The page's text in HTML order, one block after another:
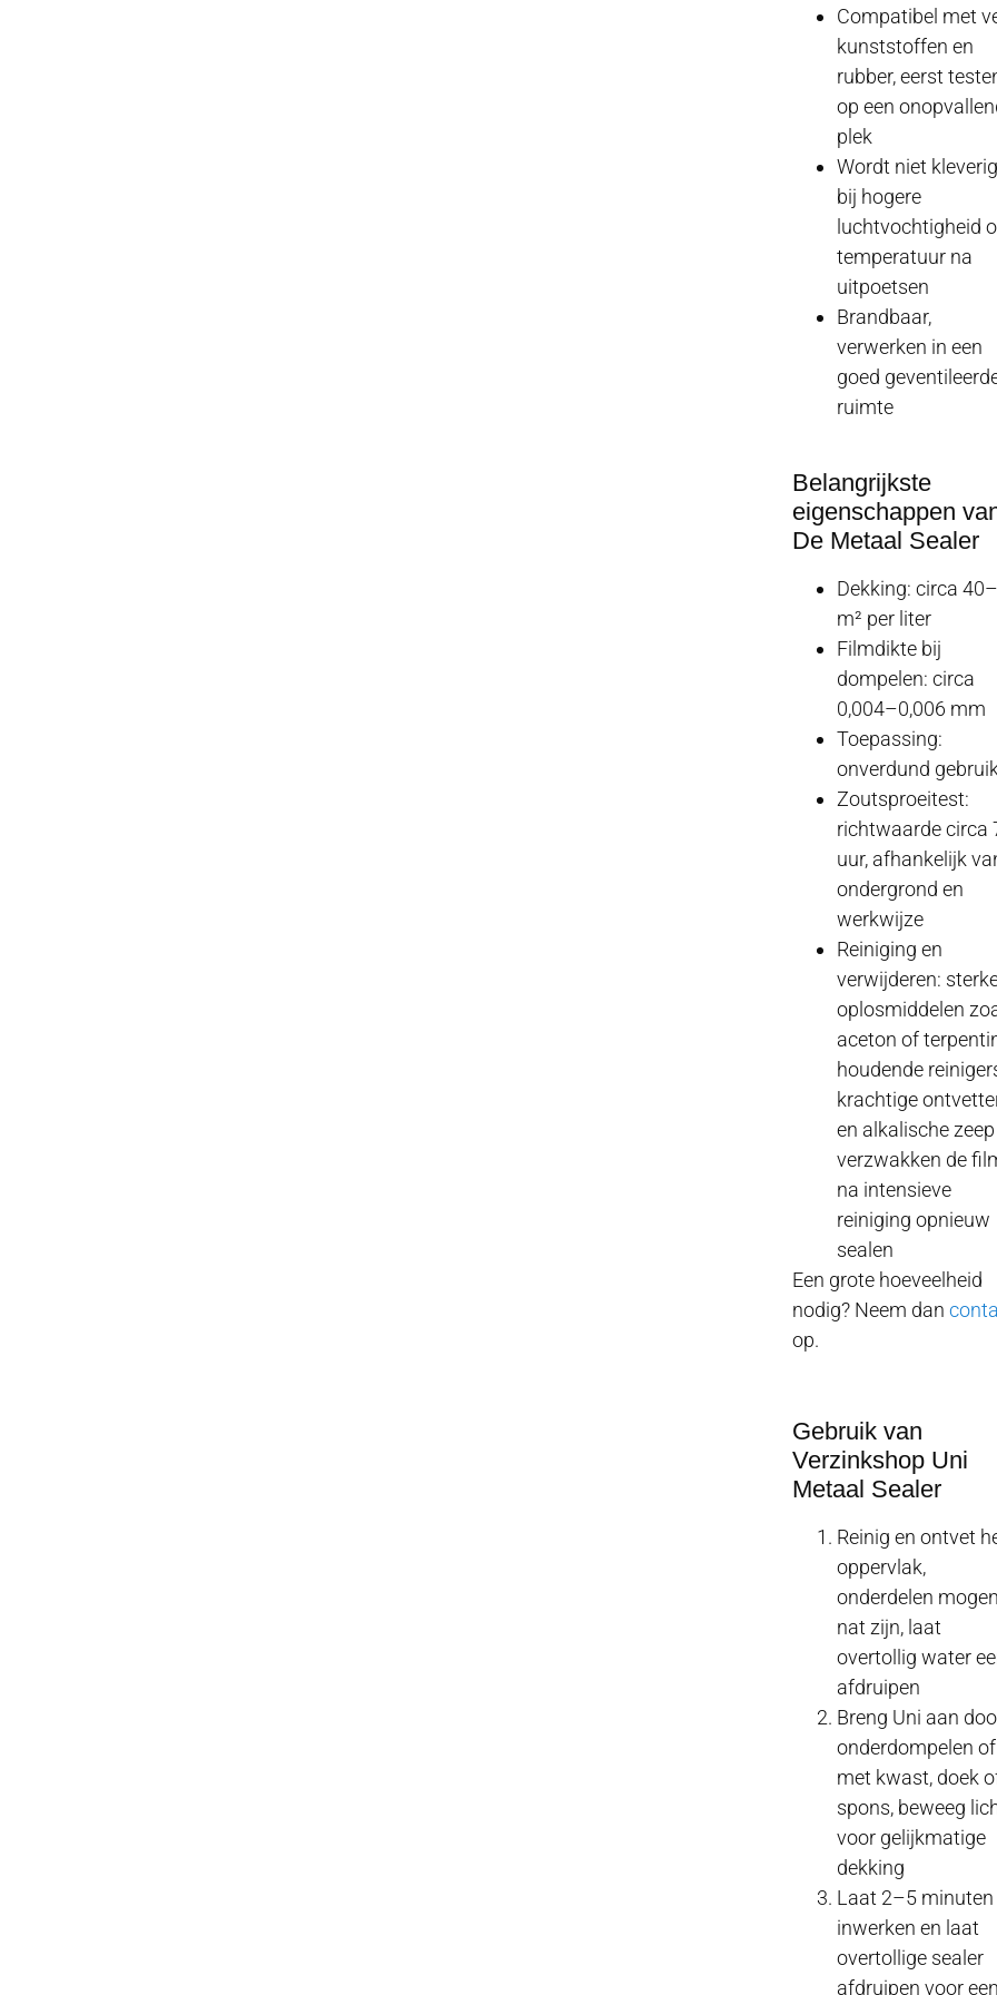
Compatibel met
kunststoffen en
rubber, eerst
op een
plek
Wordt niet kleverig
bij hogere
luchtvochtigheid
temperatuur na
uitpoetsen
Brandbaar,
verwerken in een
goed
ruimte
Belangrijkste
eigenschappen
De Metaal Sealer
Dekking: circa
m² per liter
Filmdikte bij
dompelen: circa
0,004–0,006 mm
Toepassing:
onverdund
Zoutsproeitest:
richtwaarde circa
uur, afhankelijk
ondergrond en
werkwijze
Reiniging en
verwijderen:
oplosmiddelen
aceton of
houdende
krachtige
en alkalische zeep
verzwakken de
na intensieve
reiniging opnieuw
sealen
Een grote hoeveelheid
nodig? Neem dan
op.
Gebruik van
Verzinkshop Uni
Metaal Sealer
Reinig en ontvet
oppervlak,
onderdelen mogen
nat zijn, laat
overtollig water
afdruipen
Breng Uni aan
onderdompelen of
met kwast, doek
spons, beweeg
voor gelijkmatige
dekking
Laat 2–5 minuten
inwerken en laat
overtollige sealer
afdruipen voor een